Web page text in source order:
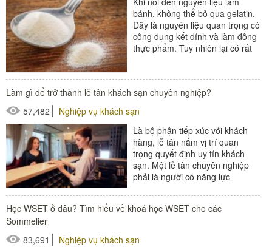
bánh, không thể bỏ qua gelatin.
Đây là nguyên liệu quan trọng có
công dụng kết dính và làm đông
thực phẩm. Tuy nhiên lại có rất
Làm gì để trở thành lễ tân khách sạn chuyên nghiệp?
57,482
Nghiệp vụ khách sạn
Là bộ phận tiếp xúc với khách
hàng, lễ tân nắm vị trí quan
trọng quyết định uy tín khách
sạn. Một lễ tân chuyên nghiệp
phải là người có năng lực
#thiết bị sảnh - ngoại cảnh
Học WSET ở đâu? Tìm hiểu về khoá học WSET cho các
Sommelier
83,691
Nghiệp vụ khách sạn